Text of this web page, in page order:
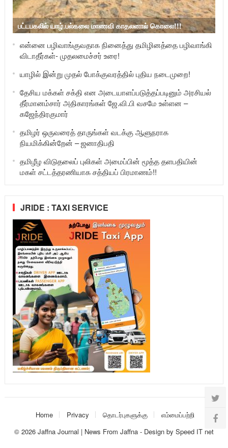
பட்டபகலில் யாழ்.பல்கலை மாணவி காதலனால் கொலை!!!
என்னை பழிவாங்குவதாக நினைத்து தமிழினத்தை பழிவாங்கி
விடாதீர்கள்- முதலமைச்சர் உரை!
யாழில் இன்று முதல் போக்குவரத்தில் புதிய நடைமுறை!
தேசிய மக்கள் சக்தி என அடையாளப்படுத்தப்படினும் அரசியல்
தீர்மானம்சார் அதிகாரங்கள் ஜே.வி.பி வசமே உள்ளன –
கஜேந்திரகுமார்
தமிழர் ஒருவரைத் தாருங்கள் வடக்கு ஆளுநராக
நியமிக்கின்றேன் – ஜனாதிபதி
தமிழீழ விடுதலைப் புலிகள் அமைப்பின் மூத்த தளபதியின்
மகள் சட்டத்தரணியாக சத்தியப் பிரமாணம்!!
JRIDE : TAXI SERVICE
Home Privacy தொடர்புகளுக்கு
எம்மைப்பற்றி
© 2026 Jaffna Journal | News From Jaffna- Design by Speed IT net